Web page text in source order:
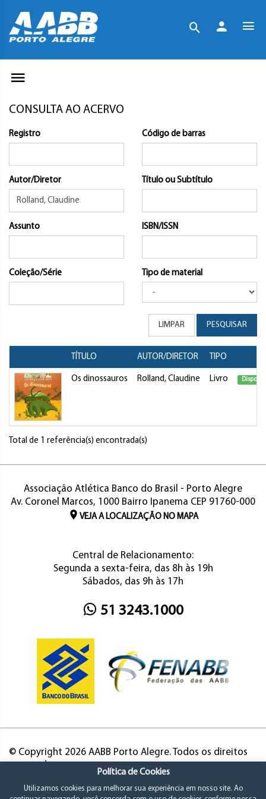
CONSULTA AO ACERVO
Registro Código de barras
Autor/Diretor Título ou Subtítulo
Assunto ISBN/ISSN
Coleção/Série Tipo de material
LIMPAR PESQUISAR
TÍTULO AUTOR/DIRETOR TIPO
Os dinossauros Rolland, Claudine Livro
Total de 1 referência(s) encontrada(s)
Associação Atlética Banco do Brasil - Porto Alegre
Av. Coronel Marcos, 1000 Bairro Ipanema CEP 91760-000
VEJA A LOCALIZAÇÃO NO MAPA
Central de Relacionamento:
Segunda a sexta-feira, das 8h às 19h
Sábados, das 9h às 17h
51 3243.1000
© Copyright 2026 AABB Porto Alegre. Todos os direitos
Política de Cookies
Utilizamos cookies para melhorar sua experiência em nosso site. Ao